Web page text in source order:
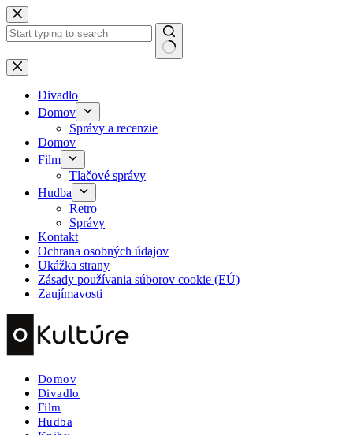
Skip
to
content
No
results
Divadlo
Domov
Správy a recenzie
Domov
Film
Tlačové správy
Hudba
Retro
Správy
Kontakt
Ochrana osobných údajov
Ukážka strany
Zásady používania súborov cookie (EÚ)
Zaujímavosti
Domov
Divadlo
Film
Hudba